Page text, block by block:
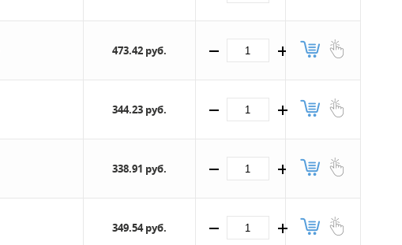
473.42 руб.
344.23 руб.
338.91 руб.
349.54 руб.